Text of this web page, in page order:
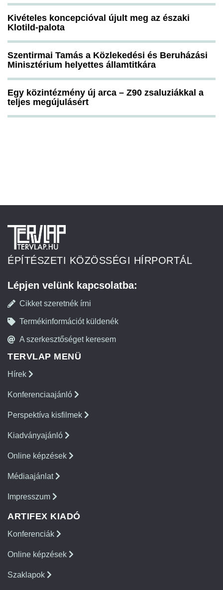
Kivételes koncepcióval újult meg az északi
Klotild-palota
Szentirmai Tamás a Közlekedési és Beruházási
Minisztérium helyettes államtitkára
Egy közintézmény új arca – Z90 zsaluziákkal a
teljes megújulásért
ÉPÍTÉSZETI KÖZÖSSÉGI HÍRPORTÁL
Lépjen velünk kapcsolatba:
Cikket szeretnék írni
Termékinformációt küldenék
A szerkesztőséget keresem
TERVLAP MENÜ
Hírek
Konferenciaajánló
Perspektíva kisfilmek
Kiadványajánló
Online képzések
Médiaajánlat
Impresszum
ARTIFEX KIADÓ
Konferenciák
Online képzések
Szaklapok